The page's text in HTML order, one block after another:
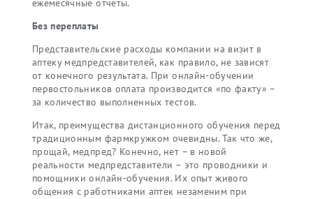
ежемесячные отчеты.
Без переплаты
Представительские расходы компании на визит в
аптеку медпредставителей, как правило, не зависят
от конечного результата. При онлайн-обучении
первостольников оплата производится «по факту» –
за количество выполненных тестов.
Итак, преимущества дистанционного обучения перед
традиционным фармкружком очевидны. Так что же,
прощай, медпред? Конечно, нет – в новой
реальности медпредставители – это проводники и
помощники онлайн-обучения. Их опыт живого
общения с работниками аптек незаменим при